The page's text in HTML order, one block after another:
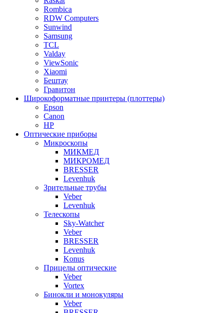
Rombica
RDW Computers
Sunwind
Samsung
TCL
Valday
ViewSonic
Xiaomi
Бештау
Гравитон
Широкоформатные принтеры (плоттеры)
Epson
Canon
HP
Оптические приборы
Микроскопы
МИКМЕД
МИКРОМЕД
BRESSER
Levenhuk
Зрительные трубы
Veber
Levenhuk
Телескопы
Sky-Watcher
Veber
BRESSER
Levenhuk
Konus
Прицелы оптические
Veber
Vortex
Бинокли и монокуляры
Veber